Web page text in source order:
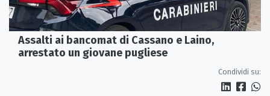
Assalti ai bancomat di Cassano e Laino,
arrestato un giovane pugliese
Condividi su: